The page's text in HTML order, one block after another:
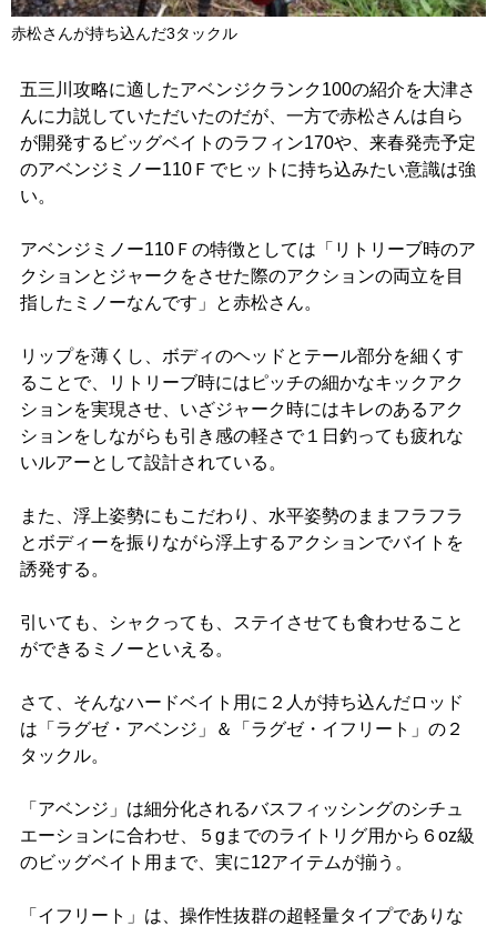
赤松さんが持ち込んだ3タックル
五三川攻略に適したアベンジクランク100の紹介を大津さ
んに力説していただいたのだが、一方で赤松さんは自ら
が開発するビッグベイトのラフィン170や、来春発売予定
のアベンジミノー110Ｆでヒットに持ち込みたい意識は強
い。
アベンジミノー110Ｆの特徴としては「リトリーブ時のア
クションとジャークをさせた際のアクションの両立を目
指したミノーなんです」と赤松さん。
リップを薄くし、ボディのヘッドとテール部分を細くす
ることで、リトリーブ時にはピッチの細かなキックアク
ションを実現させ、いざジャーク時にはキレのあるアク
ションをしながらも引き感の軽さで１日釣っても疲れな
いルアーとして設計されている。
また、浮上姿勢にもこだわり、水平姿勢のままフラフラ
とボディーを振りながら浮上するアクションでバイトを
誘発する。
引いても、シャクっても、ステイさせても食わせること
ができるミノーといえる。
さて、そんなハードベイト用に２人が持ち込んだロッド
は「ラグゼ・アベンジ」＆「ラグゼ・イフリート」の２
タックル。
「アベンジ」は細分化されるバスフィッシングのシチュ
エーションに合わせ、５gまでのライトリグ用から６oz級
のビッグベイト用まで、実に12アイテムが揃う。
「イフリート」は、操作性抜群の超軽量タイプでありな